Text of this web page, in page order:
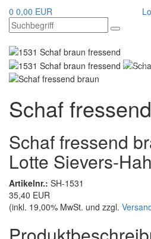
0 0,00 EUR
Schaf
Schaf fressend
Lotte Sievers-
Artikelnr.: SH-1531
35,40 EUR
(inkl. 19,00% MwSt. und zzgl.